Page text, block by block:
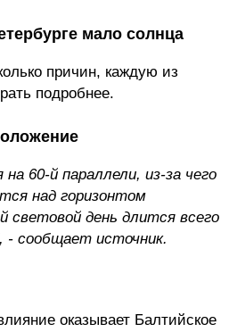
мало солнца
причин, каждую из
подробнее.
на 60-й параллели, из-за чего
над горизонтом
световой день длится всего
- сообщает источник.
оказывает Балтийское